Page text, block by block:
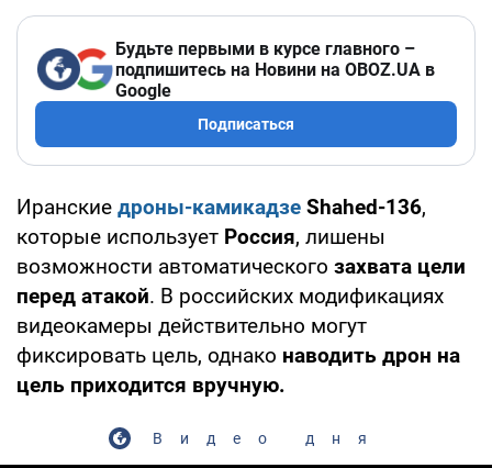
Будьте первыми в курсе главного –
подпишитесь на Новини на OBOZ.UA в
Google
Подписаться
Иранские дроны-камикадзе Shahed-136,
которые использует Россия, лишены
возможности автоматического захвата цели
перед атакой. В российских модификациях
видеокамеры действительно могут
фиксировать цель, однако наводить дрон на
цель приходится вручную.
Видео дня